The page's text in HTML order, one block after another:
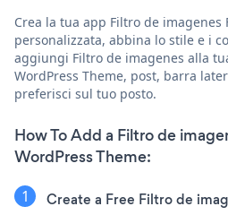
Crea la tua app Filtro de imagenes
personalizzata, abbina lo stile e i
aggiungi Filtro de imagenes alla
WordPress Theme, post, barra
preferisci sul tuo posto.
How To Add a Filtro de
WordPress Theme:
Create a Free Filtro de